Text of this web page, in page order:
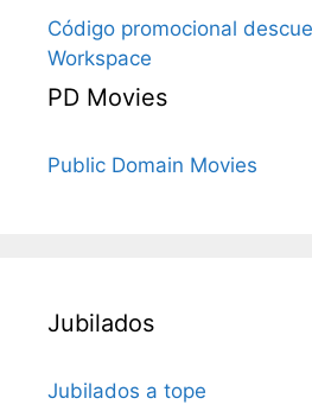
Código promocional
Workspace
PD Movies
Public Domain Movies
Jubilados
Jubilados a tope